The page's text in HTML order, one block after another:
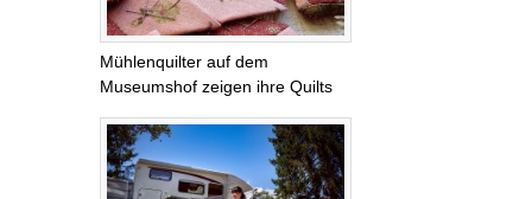
Mühlenquilter auf dem
Museumshof zeigen ihre Quilts